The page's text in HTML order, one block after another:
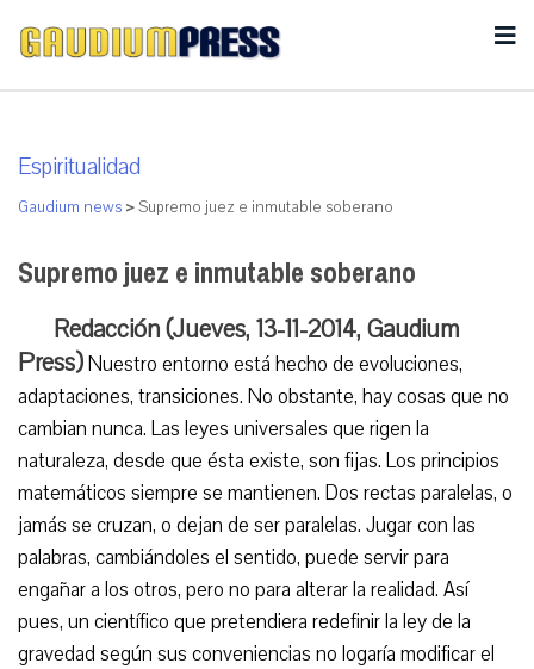
Espiritualidad
Gaudium news >Supremo juez e inmutable soberano
Supremo juez e inmutable soberano
Redacción (Jueves, 13-11-2014, Gaudium
Press)Nuestro entorno está hecho de evoluciones,
adaptaciones, transiciones. No obstante, hay cosas que no
cambian nunca. Las leyes universales que rigen la
naturaleza, desde que ésta existe, son fijas. Los principios
matemáticos siempre se mantienen. Dos rectas paralelas, o
jamás se cruzan, o dejan de ser paralelas. Jugar con las
palabras, cambiándoles el sentido, puede servir para
engañar a los otros, pero no para alterar la realidad. Así
pues, un científico que pretendiera redefinir la ley de la
gravedad según sus conveniencias no logaría modificar el